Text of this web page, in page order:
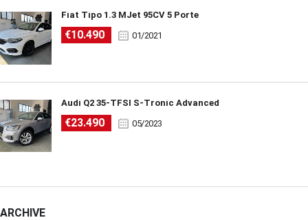
Fiat Tipo 1.3 MJet 95CV 5 Porte
€10.490 01/2021
Audi Q2 35-TFSI S-Tronic Advanced
€23.490 05/2023
ARCHIVE